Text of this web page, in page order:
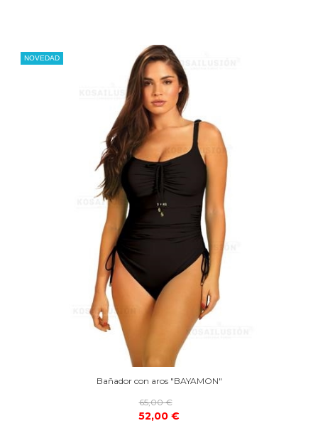
NOVEDAD
Bañador con aros "BAYAMON"
65,00 €
52,00 €